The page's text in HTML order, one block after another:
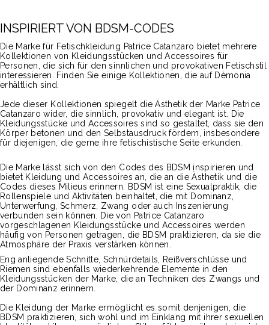
INSPIRIERT VON BDSM-CODES
Die Marke für Fetischkleidung Patrice Catanzaro bietet mehrere
Kollektionen von Kleidungsstücken und Accessoires für
Personen, die sich für den sinnlichen und provokativen Fetischstil
interessieren. Finden Sie einige Kollektionen, die auf Dèmonia
erhältlich sind.
Jede dieser Kollektionen spiegelt die Ästhetik der Marke Patrice
Catanzaro wider, die sinnlich, provokativ und elegant ist. Die
Kleidungsstücke und Accessoires sind so gestaltet, dass sie den
Körper betonen und den Selbstausdruck fördern, insbesondere
für diejenigen, die gerne ihre fetischistische Seite erkunden.
Die Marke lässt sich von den Codes des BDSM inspirieren und
bietet Kleidung und Accessoires an, die an die Ästhetik und die
Codes dieses Milieus erinnern. BDSM ist eine Sexualpraktik, die
Rollenspiele und Aktivitäten beinhaltet, die mit Dominanz,
Unterwerfung, Schmerz, Zwang oder auch Inszenierung
verbunden sein können. Die von Patrice Catanzaro
vorgeschlagenen Kleidungsstücke und Accessoires werden
häufig von Personen getragen, die BDSM praktizieren, da sie die
Atmosphäre der Praxis verstärken können.
Eng anliegende Schnitte, Schnürdetails, Reißverschlüsse und
Riemen sind ebenfalls wiederkehrende Elemente in den
Kleidungsstücken der Marke, die an Techniken des Zwangs und
der Dominanz erinnern.
Die Kleidung der Marke ermöglicht es somit denjenigen, die
BDSM praktizieren, sich wohl und im Einklang mit ihrer sexuellen